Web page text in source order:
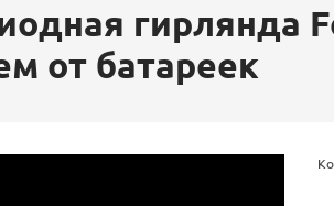
гирлянда
от батареек